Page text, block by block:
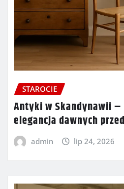
STAROCIE
Antyki w Skandynawii
elegancja dawnych
admin lip 24, 2026